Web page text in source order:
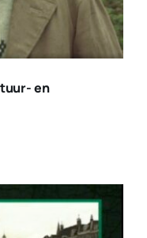
en